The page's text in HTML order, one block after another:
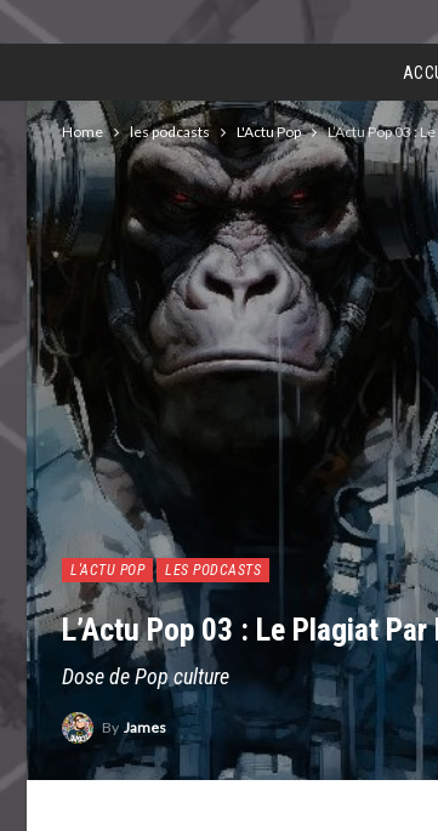
Home les podcasts L'Actu Pop L’Actu Pop 03 :
L'ACTU POP LES PODCASTS
L’Actu Pop 03 : Le Plagiat
Dose de Pop culture
By James